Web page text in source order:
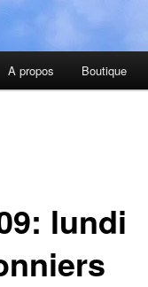
A propos Boutique
lundi